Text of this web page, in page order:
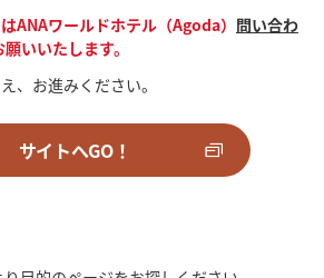
ANAワールドホテル（Agoda） 問い合わ
いいたします。
、お進みください。
サイトへGO！